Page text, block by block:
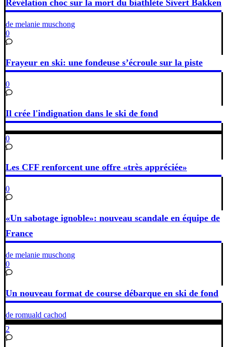
Révélation choc sur la mort du biathlète Sivert Bakken
de melanie muschong
0
Frayeur en ski: une fondeuse s’écroule sur la piste
0
Il crée l'indignation dans le ski de fond
0
Les CFF renforcent une offre «très appréciée»
0
«Un sabotage ignoble»: nouveau scandale en équipe de
France
de melanie muschong
0
Un nouveau format de course débarque en ski de fond
de romuald cachod
2